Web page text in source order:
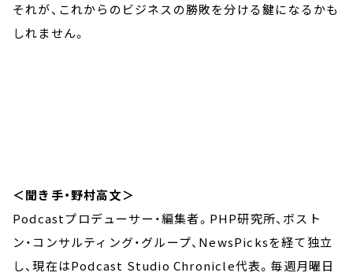
それが、これからのビジネスの勝敗を分ける鍵になるかも
しれません。
＜聞き手・野村高文＞
Podcastプロデューサー・編集者。PHP研究所、ボスト
ン・コンサルティング・グループ、NewsPicksを経て独立
し、現在はPodcast Studio Chronicle代表。毎週月曜日